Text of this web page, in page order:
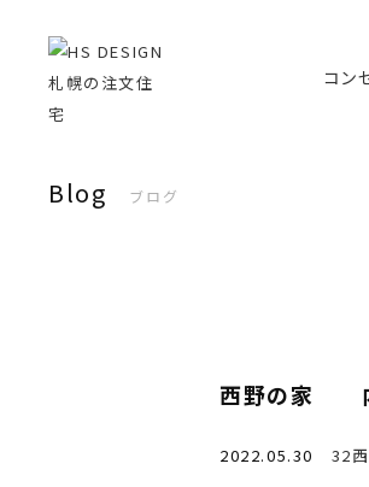
コン
Blog ブログ
西野の家 内
2022.05.30 32